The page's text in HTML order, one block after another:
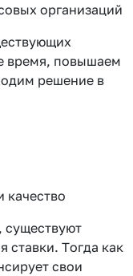
организаций
время, повышаем
решение в
качество
существуют
Тогда как
свои